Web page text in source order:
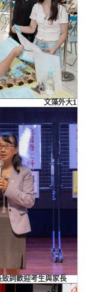
文藻外大115學年
詞歡迎考生與家長